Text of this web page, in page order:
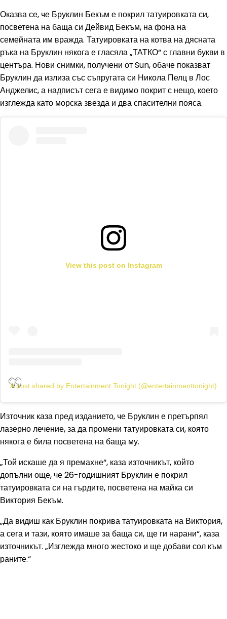
Оказва се, че Бруклин Бекъм е покрил татуировката си,
посветена на баща си Дейвид Бекъм, на фона на
семейната им вражда. Татуировката на котва на дясната
ръка на Бруклин някога е гласяла „ТАТКО“ с главни букви в
центъра. Нови снимки, получени от Sun, обаче показват
Бруклин да излиза със съпругата си Никола Пелц в Лос
Анджелис, а надписът сега е видимо покрит с нещо, което
изглежда като морска звезда и два спасителни пояса.
View this post on Instagram
A post shared by Entertainment Tonight (@entertainmenttonight)
Източник каза пред изданието, че Бруклин е претърпял
лазерно лечение, за да промени татуировката си, която
някога е била посветена на баща му.
„Той искаше да я премахне“, каза източникът, който
допълни още, че 26-годишният Бруклин е покрил
татуировката си на гърдите, посветена на майка си
Виктория Бекъм.
„Да видиш как Бруклин покрива татуировката на Виктория,
а сега и тази, която имаше за баща си, ще ги нарани“, каза
източникът. „Изглежда много жестоко и ще добави сол към
раните.“